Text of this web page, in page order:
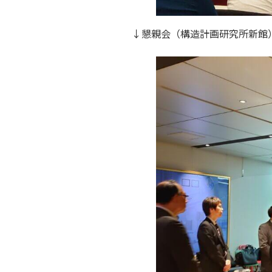
↓懇親会（構造計画研究所新館